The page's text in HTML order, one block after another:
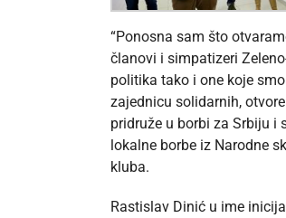
“Ponosna sam što
članovi i simpatizeri
politika tako i one koje
zajednicu solidarnih,
pridruže u borbi za Srbiju i
lokalne borbe iz Narodne
kluba.
Rastislav Dinić u ime